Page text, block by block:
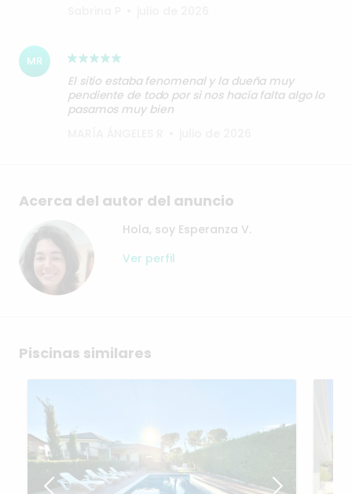
MR
El sitio estaba fenomenal y la dueña muy
pendiente de todo por si nos hacía falta algo lo
pasamos muy bien
Acerca del autor del anuncio
Hola, soy Esperanza V.
Ver perfil
Piscinas similares